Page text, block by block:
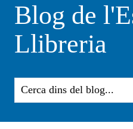
Blog de
Llibreria